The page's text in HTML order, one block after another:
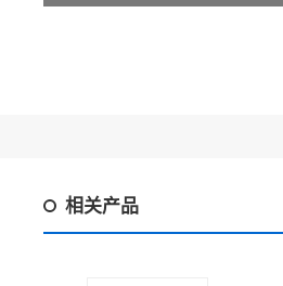
相关产品